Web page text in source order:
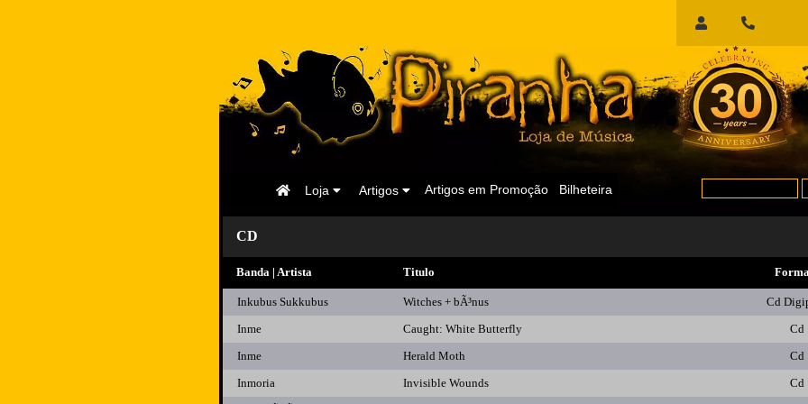
Início
Sessão
Bilheteira
Artigos em Promoção
Artigos
Loja
Página
CD
Banda | Artista Titulo
Inkubus Sukkubus Witches + bÃ³nus Cd
Inme
Caught: White Butterfly Cd
Inme
Herald Moth Cd
Inmoria
Invisible Wounds Cd